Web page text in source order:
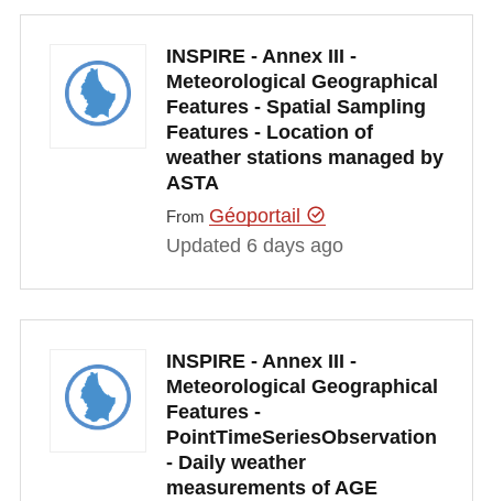
INSPIRE - Annex III -
Meteorological Geographical
Features - Spatial Sampling
Features - Location of
weather stations managed by
ASTA
From Géoportail
Updated 6 days ago
INSPIRE - Annex III -
Meteorological Geographical
Features -
PointTimeSeriesObservation
- Daily weather
measurements of AGE